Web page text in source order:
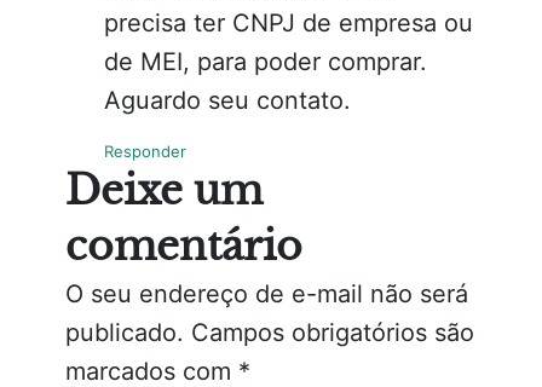
precisa ter CNPJ de empresa ou
de MEI, para poder comprar.
Aguardo seu contato.
Responder
Deixe um
comentário
O seu endereço de e-mail não será
publicado. Campos obrigatórios são
marcados com *